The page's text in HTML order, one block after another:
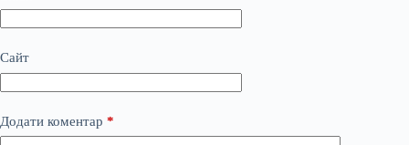
Сайт
Додати коментар *